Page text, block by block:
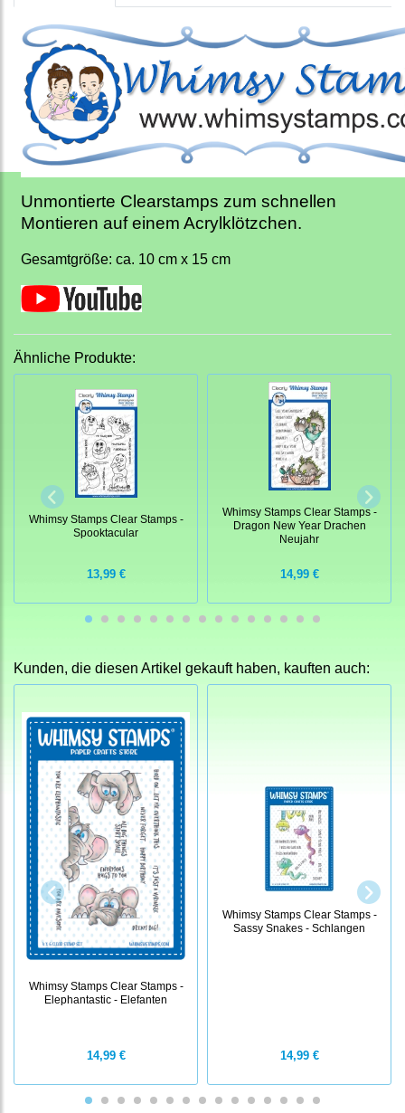
Unmontierte Clearstamps zum schnellen
Montieren auf einem Acrylklötzchen.
Gesamtgröße: ca. 10 cm x 15 cm
Ähnliche Produkte:
Whimsy Stamps Clear Stamps -
Spooktacular
13,99 €
Whimsy Stamps Clear Stamps -
Dragon New Year Drachen
Neujahr
14,99 €
Kunden, die diesen Artikel gekauft haben, kauften auch:
Whimsy Stamps Clear Stamps -
Elephantastic - Elefanten
14,99 €
Whimsy Stamps Clear Stamps -
Sassy Snakes - Schlangen
14,99 €